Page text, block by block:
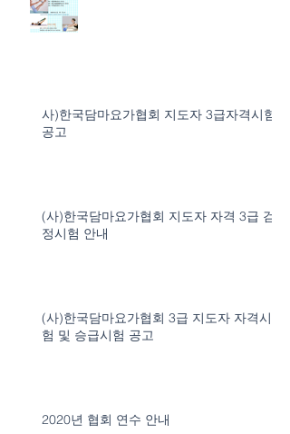
사)한국담마요가협회 지도자 3급자격시험
공고
(사)한국담마요가협회 지도자 자격 3급 검
정시험 안내
(사)한국담마요가협회 3급 지도자 자격시
험 및 승급시험 공고
2020년 협회 연수 안내